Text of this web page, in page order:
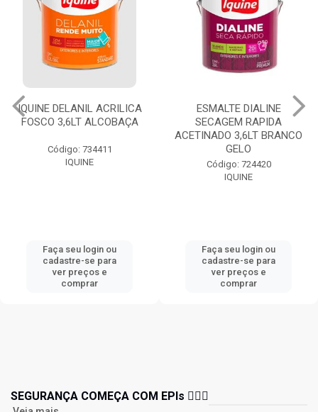
IQUINE DELANIL ACRILICA
FOSCO 3,6LT ALCOBAÇA
Código: 734411
IQUINE
Faça seu login ou
cadastre-se para
ver preços e
comprar
ESMALTE DIALINE
SECAGEM RAPIDA
ACETINADO 3,6LT BRANCO
GELO
Código: 724420
IQUINE
Faça seu login ou
cadastre-se para
ver preços e
comprar
SEGURANÇA COMEÇA COM EPIs 👷🏻‍♂️